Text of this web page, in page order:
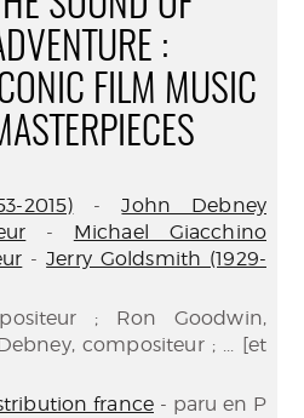
:
FILM MUSIC
2015) -John Debney
- Michael Giacchino
-Jerry Goldsmith (1929-
; Ron Goodwin,
compositeur ; ... [et
france - paru en P